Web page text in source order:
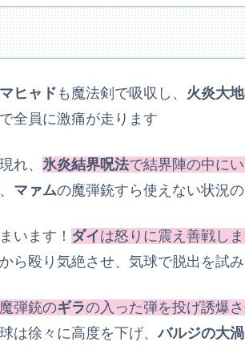
マヒャド も魔法剣で吸収し、 火炎大
で全員に激痛が走ります
れ、 氷炎結界呪法で結界陣の中に
マァムの魔弾銃すら使えない状況の
います！ ダイは怒りに震え善戦し
ら殴り気絶させ、気球で脱出を試
弾銃のギラの入った弾を投げ誘爆さ
は徐々に高度を下げ、バルジの大渦